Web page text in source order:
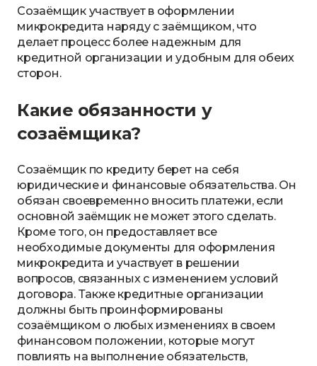
Созаёмщик участвует в оформлении
микрокредита наряду с заёмщиком, что
делает процесс более надежным для
кредитной организации и удобным для обеих
сторон.
Какие обязанности у
созаёмщика?
Созаёмщик по кредиту берет на себя
юридические и финансовые обязательства. Он
обязан своевременно вносить платежи, если
основной заёмщик не может этого сделать.
Кроме того, он предоставляет все
необходимые документы для оформления
микрокредита и участвует в решении
вопросов, связанных с изменением условий
договора. Также кредитные организации
должны быть проинформированы
созаёмщиком о любых изменениях в своем
финансовом положении, которые могут
повлиять на выполнение обязательств,